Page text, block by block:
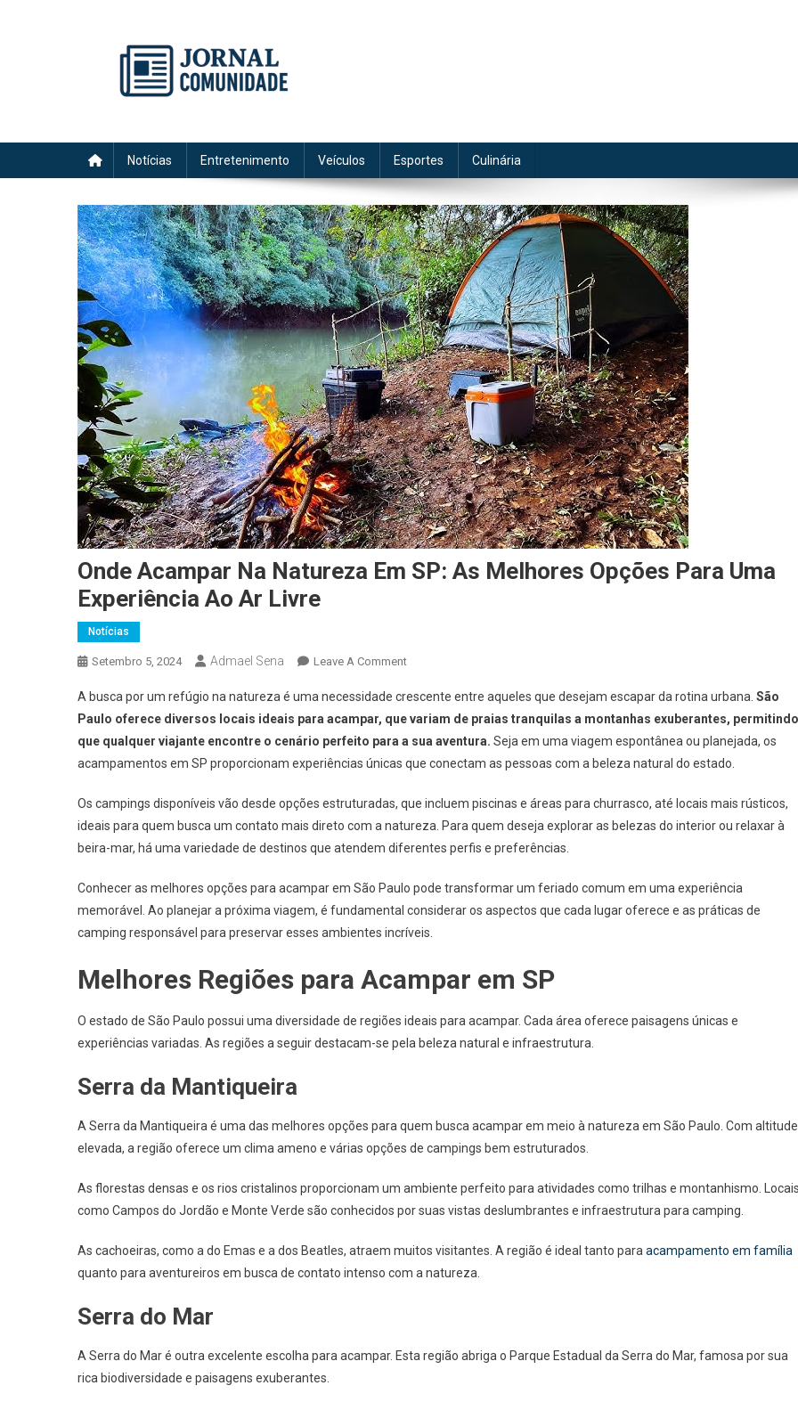
Notícias Entretenimento Veículos Esportes Culinária
Onde Acampar Na Natureza Em SP: As Melhores Opções Para Uma
Experiência Ao Ar Livre
Notícias
Setembro 5, 2024 Admael Sena Leave A CommentOn
Acampar
Na
Natureza
Em
As
Melhores
Opções
Uma
Experiência
Ao
A busca por um refúgio na natureza é uma necessidade crescente entre aqueles que desejam escapar da rotina urbana. São
Paulo oferece diversos locais ideais para acampar, que variam de praias tranquilas a montanhas exuberantes, permitindo
que qualquer viajante encontre o cenário perfeito para a sua aventura. Seja em uma viagem espontânea ou planejada, os
acampamentos em SP proporcionam experiências únicas que conectam as pessoas com a beleza natural do estado.
Os campings disponíveis vão desde opções estruturadas, que incluem piscinas e áreas para churrasco, até locais mais rústicos,
ideais para quem busca um contato mais direto com a natureza. Para quem deseja explorar as belezas do interior ou relaxar à
beira-mar, há uma variedade de destinos que atendem diferentes perfis e preferências.
Conhecer as melhores opções para acampar em São Paulo pode transformar um feriado comum em uma experiência
memorável. Ao planejar a próxima viagem, é fundamental considerar os aspectos que cada lugar oferece e as práticas de
camping responsável para preservar esses ambientes incríveis.
Melhores Regiões para Acampar em SP
O estado de São Paulo possui uma diversidade de regiões ideais para acampar. Cada área oferece paisagens únicas e
experiências variadas. As regiões a seguir destacam-se pela beleza natural e infraestrutura.
Serra da Mantiqueira
A Serra da Mantiqueira é uma das melhores opções para quem busca acampar em meio à natureza em São Paulo. Com altitude
elevada, a região oferece um clima ameno e várias opções de campings bem estruturados.
As florestas densas e os rios cristalinos proporcionam um ambiente perfeito para atividades como trilhas e montanhismo.
como Campos do Jordão e Monte Verde são conhecidos por suas vistas deslumbrantes e infraestrutura para camping.
As cachoeiras, como a do Emas e a dos Beatles, atraem muitos visitantes. A região é ideal tanto para acampamento em família
quanto para aventureiros em busca de contato intenso com a natureza.
Serra do Mar
A Serra do Mar é outra excelente escolha para acampar. Esta região abriga o Parque Estadual da Serra do Mar, famosa por sua
rica biodiversidade e paisagens exuberantes.